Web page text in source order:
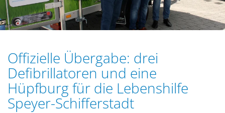
Offizielle Übergabe: drei
Defibrillatoren und eine
Hüpfburg für die Lebenshilfe
Speyer-Schifferstadt